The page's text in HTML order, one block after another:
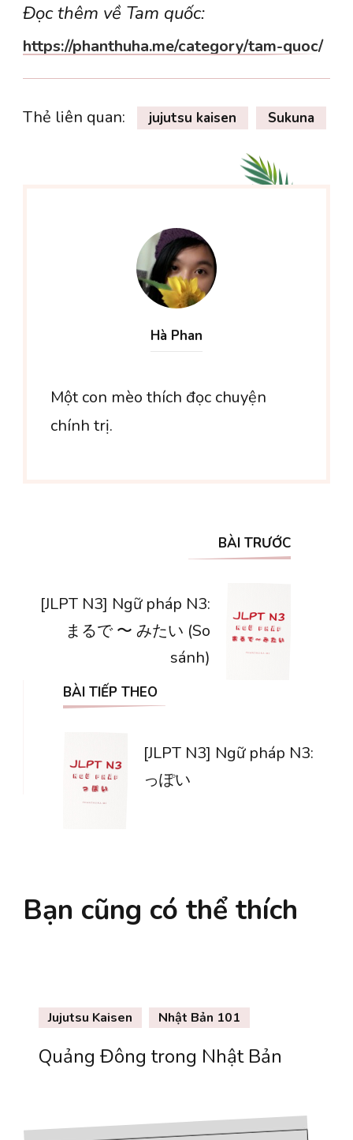
Đọc thêm về Tam quốc:
https://phanthuha.me/category/tam-quoc/
Thẻ liên quan: jujutsu kaisen Sukuna
Hà Phan
Một con mèo thích đọc chuyện
chính trị.
bài
viết
BÀI TRƯỚC
[JLPT N3] Ngữ pháp N3:
まるで 〜 みたい (So
sánh)
BÀI TIẾP THEO
[JLPT N3] Ngữ pháp N3:
っぽい
Bạn cũng có thể thích
Jujutsu Kaisen Nhật Bản 101
Quảng Đông trong Nhật Bản